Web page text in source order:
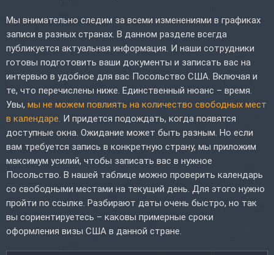
Мы внимательно следим за всеми изменениями в графиках
записи в разных странах. В данном разделе всегда
публикуется актуальная информация. И наши сотрудники
готовы подготовить ваши документы и записать вас на
интервью в удобное для вас Посольство США. Включая и
те, что перечислены ниже. Единственный нюанс – время.
Увы, мы не можем повлиять на количество свободных мест
в календаре . И придется подождать, когда появятся
доступные окна. Ожидание может быть разным. Но если
вам требуется запись в конкретную страну, мы приложим
максимум усилий, чтобы записать вас в нужное
Посольство. В нашей таблице можно проверить календарь
со свободными местами на текущий день. Для этого нужно
пройти по ссылке. Разбирают даты очень быстро, но так
вы сориентируетесь – каковы примерные сроки
оформления визы США в данной стране.